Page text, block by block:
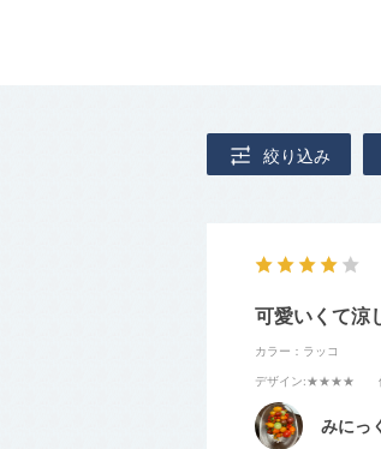
絞り込み
可愛いくて涼
カラー：ラッコ
デザイン:★★★★
みにっ